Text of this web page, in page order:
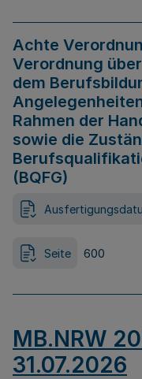
Achte
Verordnung
dem
Rahmen der
sowie die
(BQFG)
Seite 600
MB.NRW
31.07.2026